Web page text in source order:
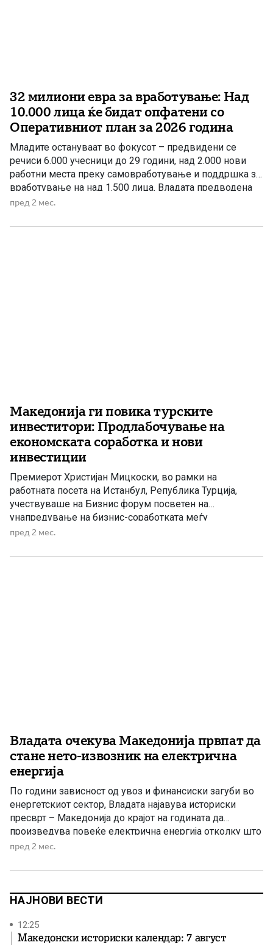
32 милиони евра за вработување: Над
10.000 лица ќе бидат опфатени со
Оперативниот план за 2026 година
Младите остануваат во фокусот – предвидени се
речиси 6.000 учесници до 29 години, над 2.000 нови
работни места преку самовработување и поддршка за
вработување на над 1.500 лица. Владата предводена
од ВМРО-ДПМНЕ активно работи на справување со
програми насочени кон отворање нови работни места,
пред 2 мес.
Македонија ги повика турските
инвеститори: Продлабочување на
економската соработка и нови
инвестиции
Премиерот Христијан Мицкоски, во рамки на
работната посета на Истанбул, Република Турција,
учествуваше на Бизнис форум посветен на
унапредување на бизнис-соработката меѓу
Македонија и Турција. Во своето обраќање, Мицкоски
традиционално пријателски односи изградени врз
пред 2 мес.
Владата очекува Македонија првпат да
стане нето-извозник на електрична
енергија
По години зависност од увоз и финансиски загуби во
енергетскиот сектор, Владата најавува историски
пресврт – Македонија до крајот на годината да
произведува повеќе електрична енергија отколку што
троши. Целта на Владата е Македонија до крајот на
електрична енергија, порача премиерот Христијан
пред 2 мес.
НАЈНОВИ ВЕСТИ
12:25
Македонски историски календар: 7 август